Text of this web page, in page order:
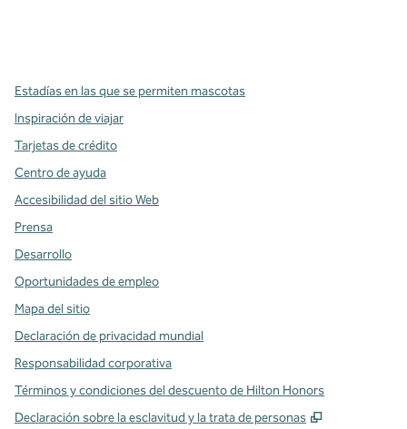
Estadías en las que se permiten mascotas
Inspiración de viajar
Tarjetas de crédito
Centro de ayuda
Accesibilidad del sitio Web
Prensa
Desarrollo
Oportunidades de empleo
Mapa del sitio
Declaración de privacidad mundial
Responsabilidad corporativa
Términos y condiciones del descuento de Hilton Honors
Declaración sobre la esclavitud y la trata de personas
,